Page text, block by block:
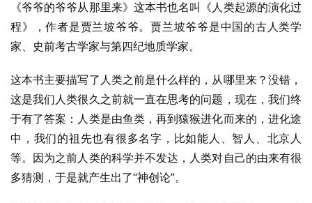
《爷爷的爷爷从那里来》这本书也名叫《人类起源的演化过
程》，作者是贾兰坡爷爷。贾兰坡爷爷是中国的古人类学
家、史前考古学家与第四纪地质学家。
这本书主要描写了人类之前是什么样的，从哪里来？没错，
这是我们人类很久之前就一直在思考的问题，现在，我们终
于有了答案：人类是由鱼类，再到猿猴进化而来的，进化途
中，我们的祖先也有很多名字，比如能人、智人、北京人
等。因为之前人类的科学并不发达，人类对自己的由来有很
多猜测，于是就产生出了“神创论”。